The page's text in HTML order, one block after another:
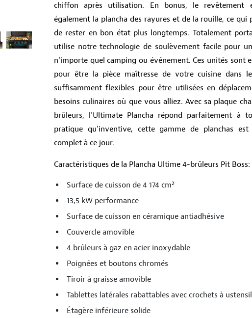
chiffon après utilisation. En bonus, le revêtement
également la plancha des rayures et de la rouille, ce qui
de rester en bon état plus longtemps. Totalement
utilise notre technologie de soulèvement facile pour
n'importe quel camping ou événement. Ces unités sont
pour être la pièce maîtresse de votre cuisine dans
suffisamment flexibles pour être utilisées en
besoins culinaires où que vous alliez. Avec sa plaque
brûleurs, l'Ultimate Plancha répond parfaitement à
pratique qu'inventive, cette gamme de planchas
complet à ce jour.
Caractéristiques de la Plancha Ultime 4-brûleurs Pit Boss:
Surface de cuisson de 4 174 cm²
13,5 kW performance
Surface de cuisson en céramique antiadhésive
Couvercle amovible
4 brûleurs à gaz en acier inoxydable
Poignées et boutons chromés
Tiroir à graisse amovible
Tablettes latérales rabattables avec crochets à
Étagère inférieure solide